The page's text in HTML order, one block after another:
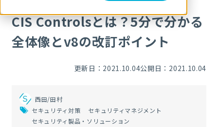
CIS Controlsとは？5分で分かる
全体像とv8の改訂ポイント
更新日：2021.10.04公開日：2021.10.04
西田/田村
セキュリティ対策
セキュリティマネジメント
セキュリティ製品・ソリューション